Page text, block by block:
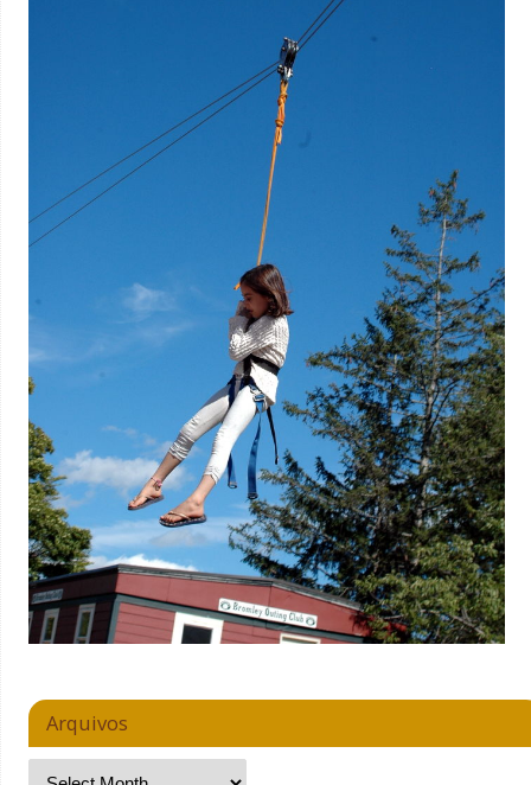
Arquivos